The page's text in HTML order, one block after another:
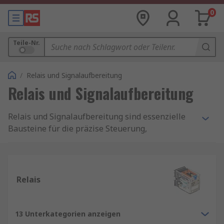
0
Teile-Nr.
/ Relais und Signalaufbereitung
Relais und Signalaufbereitung
Relais und Signalaufbereitung sind essenzielle
Bausteine für die präzise Steuerung,
Anlagensteuerungen. Relais und
Automatisierungslösungen. Sie ermöglichen die
Relais
13 Unterkategorien anzeigen